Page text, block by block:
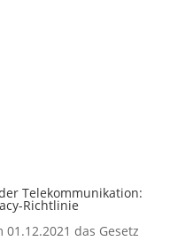
Telekommunikation:
Richtlinie
das Gesetz